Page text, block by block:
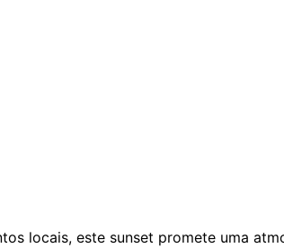
locais, este sunset promete uma